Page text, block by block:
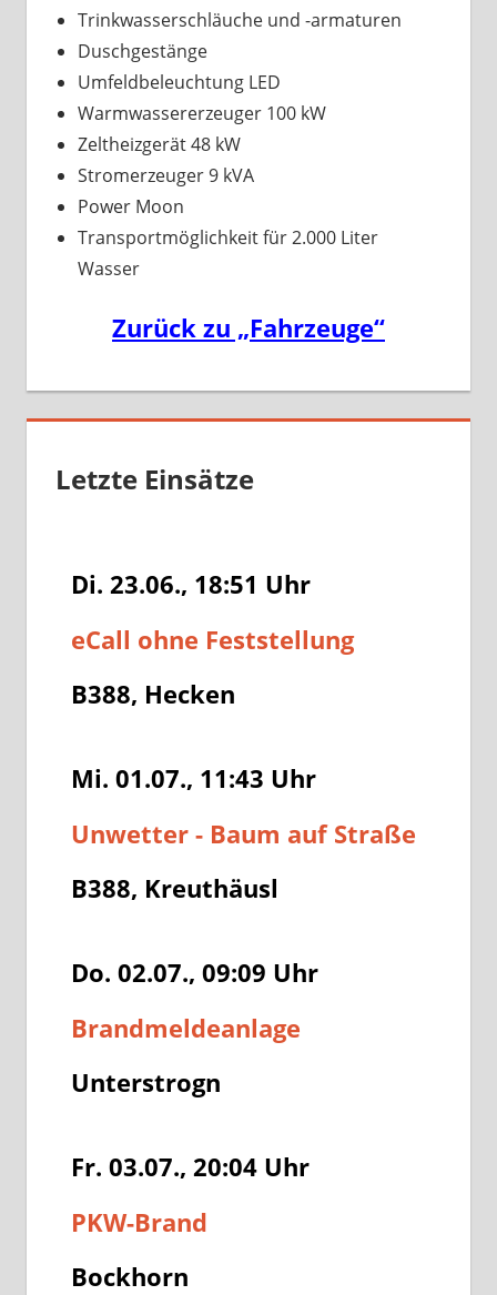
Trinkwasserschläuche und -armaturen
Duschgestänge
Umfeldbeleuchtung LED
Warmwassererzeuger 100 kW
Zeltheizgerät 48 kW
Stromerzeuger 9 kVA
Power Moon
Transportmöglichkeit für 2.000 Liter
Wasser
Zurück zu „Fahrzeuge“
Letzte Einsätze
Di. 23.06., 18:51 Uhr
eCall ohne Feststellung
B388, Hecken
Mi. 01.07., 11:43 Uhr
Unwetter - Baum auf Straße
B388, Kreuthäusl
Do. 02.07., 09:09 Uhr
Brandmeldeanlage
Unterstrogn
Fr. 03.07., 20:04Uhr
PKW-Brand
Bockhorn